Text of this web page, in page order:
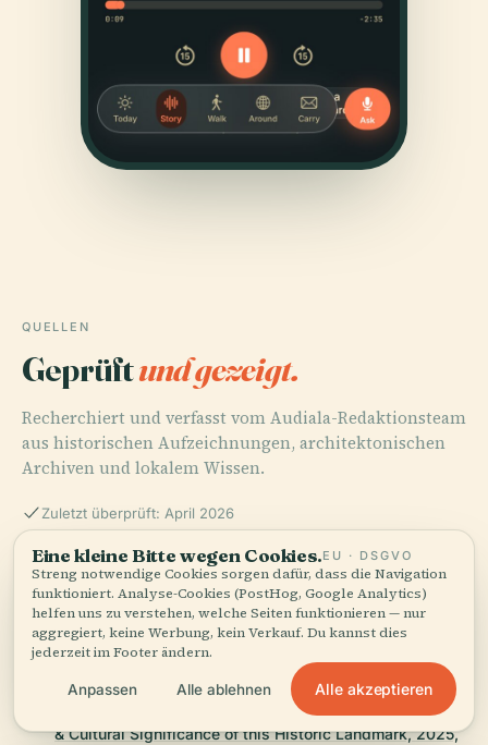
QUELLEN
Geprüftund gezeigt.
Recherchiert und verfasst vom Audiala-Redaktionsteam
aus historischen Aufzeichnungen, architektonischen
Archiven und lokalem Wissen.
Zuletzt überprüft: April 2026
Academy of Music Philadelphia Visiting Hours, Tickets,
and Historical Overview: Your Complete Guide, 2025,
Philadelphia Concert Hall
Academy of Music Philadelphia: Visiting Hours, Tickets
& Cultural Significance of this Historic Landmark, 2025,
Eine kleine Bitte wegen Cookies.EU · DSGVO
Streng notwendige Cookies sorgen dafür, dass die Navigation
funktioniert. Analyse-Cookies (PostHog, Google Analytics)
helfen uns zu verstehen, welche Seiten funktionieren — nur
aggregiert, keine Werbung, kein Verkauf. Du kannst dies
jederzeit im Footer ändern.
Anpassen Alle ablehnen Alle akzeptieren